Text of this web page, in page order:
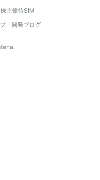
株主優待SIM
開発ブログ